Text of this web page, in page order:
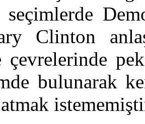
seçimlerde
Clinton
çevrelerinde
bulunarak
atmak